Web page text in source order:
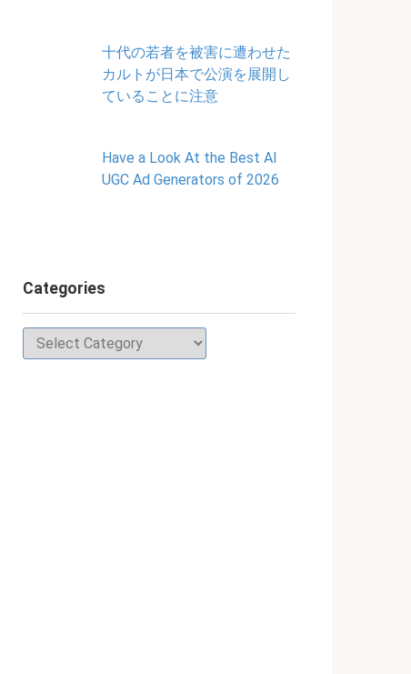
十代の若者を被害に遭わせた
カルトが日本で公演を展開し
ていることに注意
Have a Look At the Best AI
UGC Ad Generators of 2026
Categories
Categories